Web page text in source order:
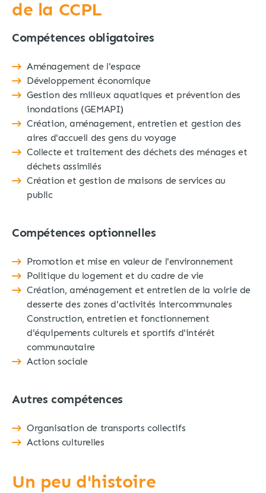
de la CCPL
Compétences obligatoires
Aménagement de l'espace
Développement économique
Gestion des milieux aquatiques et prévention des
inondations (GEMAPI)
Création, aménagement, entretien et gestion des
aires d'accueil des gens du voyage
Collecte et traitement des déchets des ménages et
déchets assimilés
Création et gestion de maisons de services au
public
Compétences optionnelles
Promotion et mise en valeur de l'environnement
Politique du logement et du cadre de vie
Création, aménagement et entretien de la voirie de
desserte des zones d'activités intercommunales
Construction, entretien et fonctionnement
d'équipements culturels et sportifs d'intérêt
communautaire
Action sociale
Autres compétences
Organisation de transports collectifs
Actions culturelles
Un peu d'histoire